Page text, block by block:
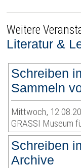
Weitere
Literatur &
Schreiben
Sammeln
Mittwoch,
GRASSI Museum
Schreiben
Archive